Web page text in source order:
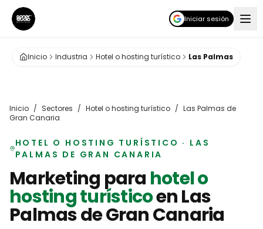
Iniciar sesión
Inicio Industria Hotel o hosting turístico Las Palmas
Inicio / Sectores / Hotel o hosting turístico / Las Palmas de
Gran Canaria
HOTEL O HOSTING TURÍSTICO · LAS
PALMAS DE GRAN CANARIA
Marketing para hotel o
hosting turísticoenLas
Palmas de Gran Canaria